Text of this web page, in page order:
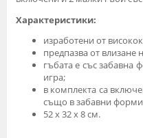
Характеристики:
изработени от
предпазва от
гъбата е със забавна
игра;
в комплекта са
също в забавни
52 x 32 х 8 см.